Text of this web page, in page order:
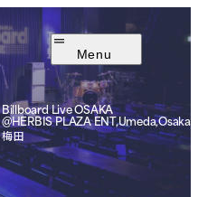
Menu
Billboard Live OSAKA
@HERBIS PLAZA ENT,Umeda,Osaka
梅田